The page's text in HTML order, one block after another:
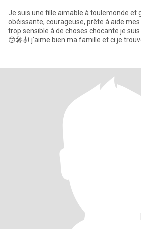
Je suis une fille aimable à toulemonde et
obéissante, courageuse, prête à aide
trop sensible à de choses chocante je
😙🎤🎻 j'aime bien ma famille et ci je